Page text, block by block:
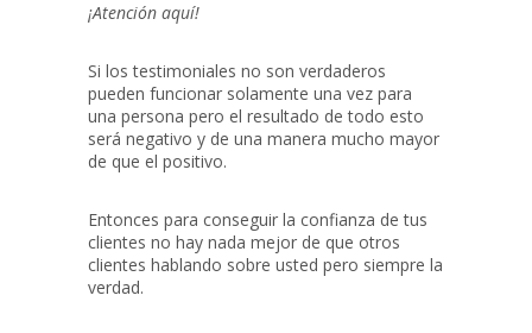
¡Atención aquí!
Si los testimoniales no son verdaderos
pueden funcionar solamente una vez para
una persona pero el resultado de todo esto
será negativo y de una manera mucho mayor
de que el positivo.
Entonces para conseguir la confianza de tus
clientes no hay nada mejor de que otros
clientes hablando sobre usted pero siempre la
verdad.